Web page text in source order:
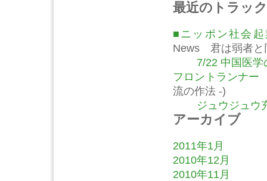
最近のトラッ
■ニッポン社会
News 君は弱者と
7/22 中国医
フロントランナー
流の作法 -)
ジュウジュウ
アーカイブ
2011年1月
2010年12月
2010年11月